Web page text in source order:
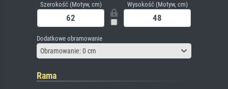
Szerokość (Motyw, cm) Wysokość (Motyw, cm)
Dodatkowe obramowanie
Obramowanie: 0 cm
Rama